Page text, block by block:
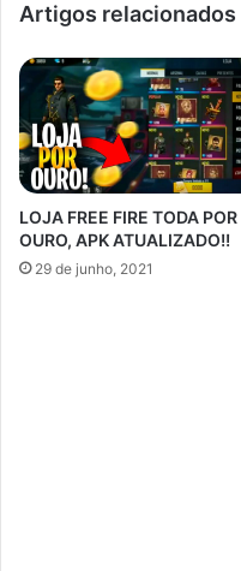
Artigos relacionados
LOJA FREE FIRE TODA POR
OURO, APK ATUALIZADO!!
29 de junho, 2021